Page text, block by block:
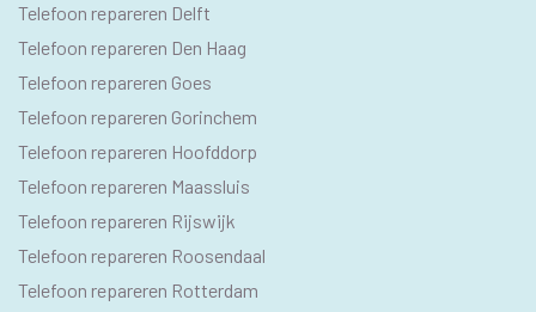
Telefoon repareren Delft
Telefoon repareren Den Haag
Telefoon repareren Goes
Telefoon repareren Gorinchem
Telefoon repareren Hoofddorp
Telefoon repareren Maassluis
Telefoon repareren Rijswijk
Telefoon repareren Roosendaal
Telefoon repareren Rotterdam